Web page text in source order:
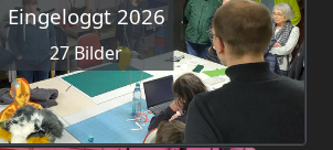
Eingeloggt 2026
27 Bilder